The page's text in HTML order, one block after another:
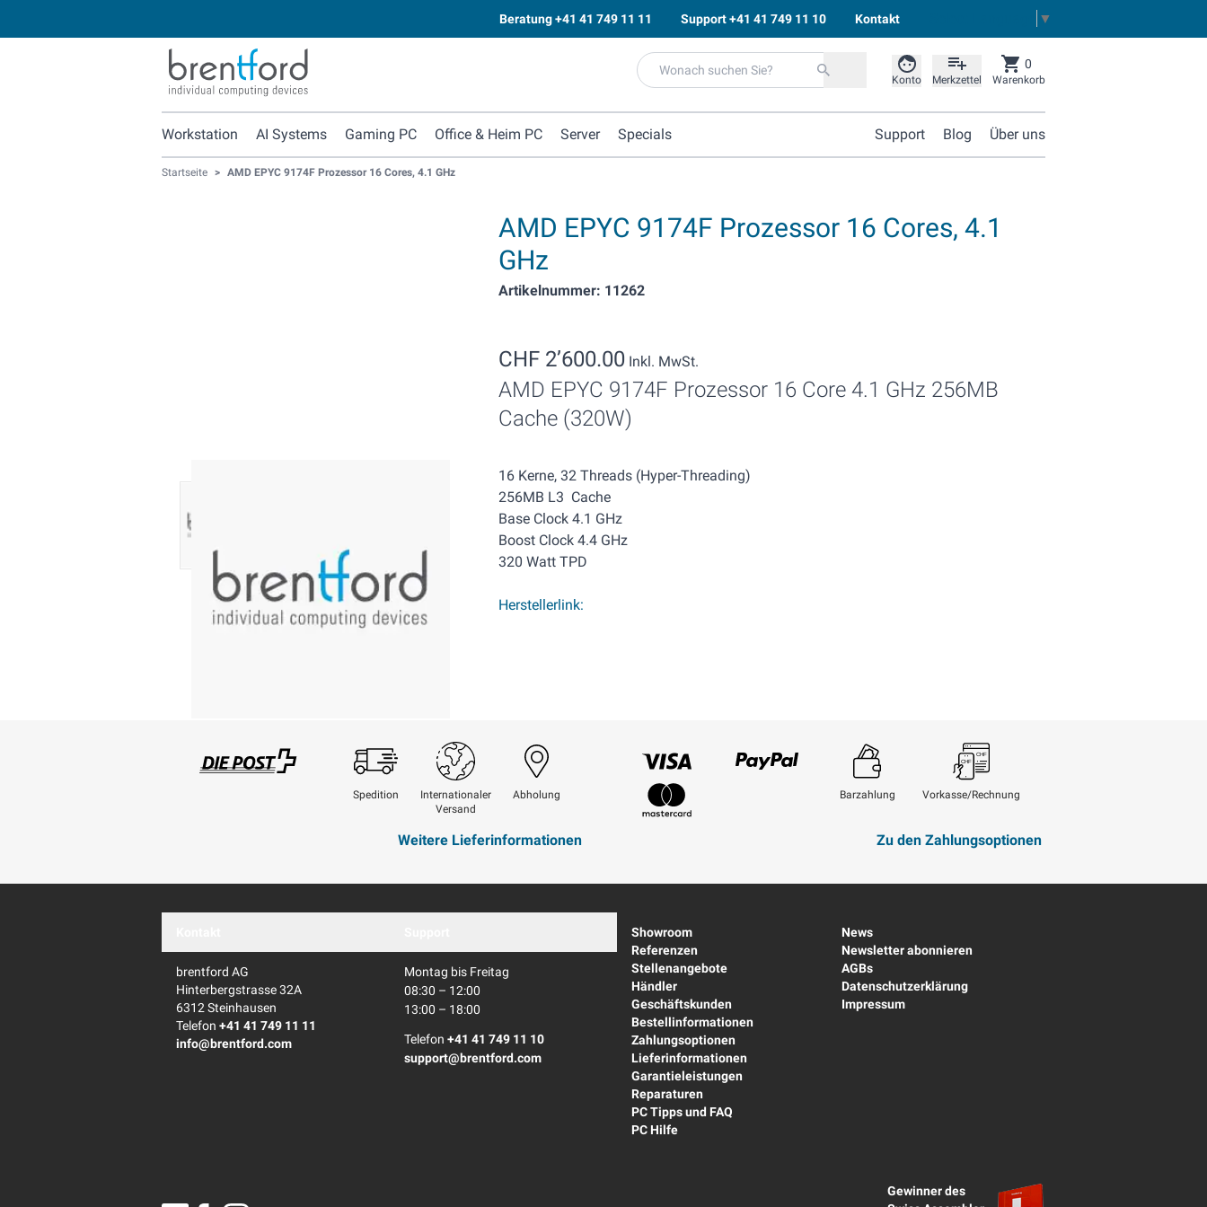
Beratung+41 41 749 11 11 Support+41 41 749 11 10 Kontakt ▼
Konto Merkzettel Warenkorb
0
Workstation AI Systems Gaming PC Office & Heim PC Server Specials Support Blog Über uns
Startseite > AMD EPYC 9174F Prozessor 16 Cores, 4.1 GHz
AMD EPYC 9174F Prozessor 16 Cores, 4.1
GHz
Artikelnummer: 11262
CHF 2’600.00Inkl. MwSt.
AMD EPYC 9174F Prozessor 16 Core 4.1 GHz 256MB
Cache (320W)
16 Kerne, 32 Threads (Hyper-Threading)
256MB L3 Cache
Base Clock 4.1 GHz
Boost Clock 4.4 GHz
320 Watt TPD
Herstellerlink:
Spedition
Internationaler
Versand
Abholung
Weitere Lieferinformationen
Visum
Barzahlung Vorkasse/Rechnung
Zu den Zahlungsoptionen
brentford AG
Hinterbergstrasse 32A
6312 Steinhausen
Telefon +41 41 749 11 11
info@brentford.com
Montag bis Freitag
08:30 – 12:00
13:00 – 18:00
Telefon +41 41 749 11 10
support@brentford.com
Showroom
Referenzen
Stellenangebote
Händler
Geschäftskunden
Bestellinformationen
Zahlungsoptionen
Lieferinformationen
Garantieleistungen
Reparaturen
PC Tipps und FAQ
PC Hilfe
News
Newsletter abonnieren
AGBs
Datenschutzerklärung
Impressum
Gewinner des